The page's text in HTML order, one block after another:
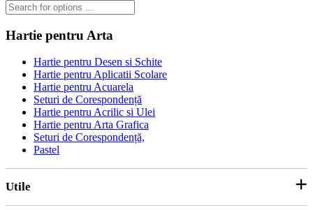
Hartie pentru Arta
Hartie pentru Desen si Schite
Hartie pentru Aplicatii Scolare
Hartie pentru Acuarela
Seturi de Corespondență
Hartie pentru Acrilic si Ulei
Hartie pentru Arta Grafica
Seturi de Corespondență,
Pastel
Utile